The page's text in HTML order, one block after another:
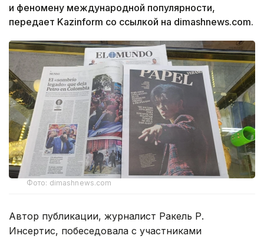
и феномену международной популярности,
передает Kazinform со ссылкой на dimashnews.com.
Фото: dimashnews.com
Автор публикации, журналист Ракель Р.
Инсертис, побеседовала с участниками